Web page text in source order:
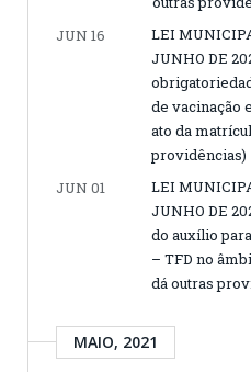
JUN 16
LEI
JUNHO DE
de vacinação
ato da
providências)
JUN 01
LEI
JUNHO DE
do auxílio
– TFD no
dá outras
MAIO, 2021